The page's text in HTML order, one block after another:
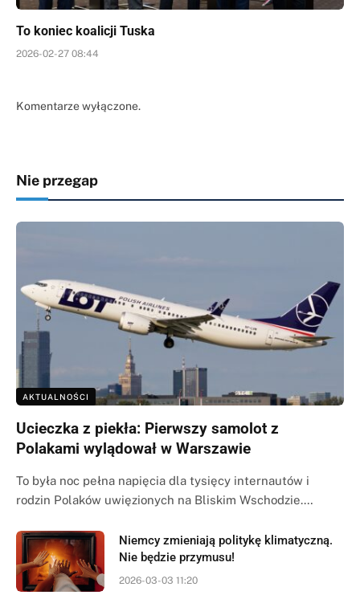
To koniec koalicji Tuska
2026-02-27 08:44
Komentarze wyłączone.
Nie przegap
AKTUALNOŚCI
Ucieczka z piekła: Pierwszy samolot z
Polakami wylądował w Warszawie
To była noc pełna napięcia dla tysięcy internautów i
rodzin Polaków uwięzionych na Bliskim Wschodzie.…
Niemcy zmieniają politykę klimatyczną.
Nie będzie przymusu!
2026-03-03 11:20